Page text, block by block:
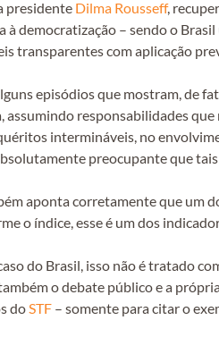
presidente Dilma Rousseff,
à democratização – sendo o
transparentes com aplicação
episódios que mostram, de
assumindo responsabilidades
intermináveis, no
preocupante que
aponta corretamente que um
o índice, esse é um dos
do Brasil, isso não é tratado
o debate público e a
do STF – somente para citar o